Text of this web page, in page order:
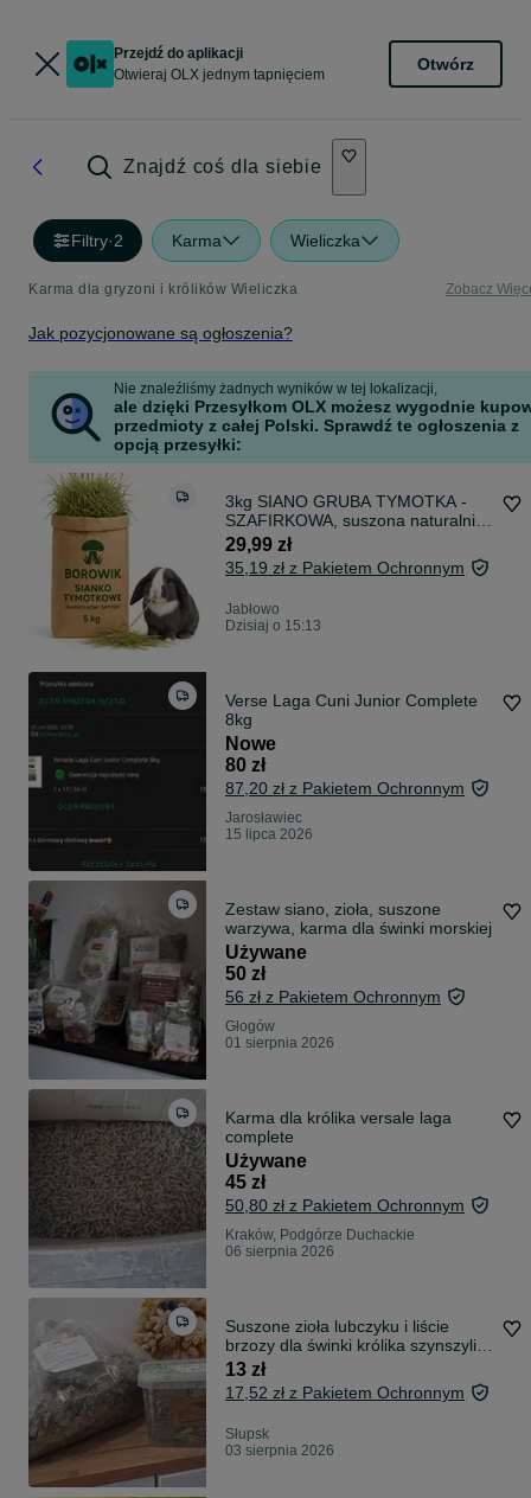
Przejdź do aplikacji
Otwieraj OLX jednym tapnięciem
Otwórz
Znajdź coś dla siebie
Filtry·2 Karma Wieliczka
Karma dla gryzoni i królików Wieliczka Zobacz
Jak pozycjonowane są ogłoszenia?
Nie znaleźliśmy żadnych wyników w tej lokalizacji,
ale dzięki Przesyłkom OLX możesz wygodnie
przedmioty z całej Polski. Sprawdź te ogłoszenia z
opcją przesyłki:
3kg SIANO GRUBA TYMOTKA -
SZAFIRKOWA, suszona naturalnie
" BOROWIK "
29,99 zł
35,19 zł z Pakietem Ochronnym
Jabłowo
Dzisiaj o 15:13
Verse Laga Cuni Junior Complete
8kg
Nowe
80 zł
87,20 zł z Pakietem Ochronnym
Jarosławiec
15 lipca 2026
Zestaw siano, zioła, suszone
warzywa, karma dla świnki morskiej
Używane
50 zł
56 zł z Pakietem Ochronnym
Głogów
01 sierpnia 2026
Karma dla królika versale laga
complete
Używane
45 zł
50,80 zł z Pakietem Ochronnym
Kraków, Podgórze Duchackie
06 sierpnia 2026
Suszone zioła lubczyku i liście
brzozy dla świnki królika szynszyli
duże kawałki
13 zł
17,52 zł z Pakietem Ochronnym
Słupsk
03 sierpnia 2026